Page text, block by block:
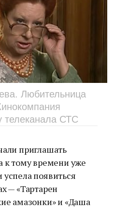
Любительница
телеканала СТС
приглашать
к тому времени уже
появиться
— «Тартарен
амазонки» и «Даша